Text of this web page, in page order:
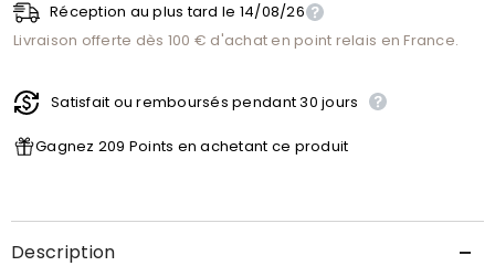
de
Portant
à
métal
de
à
Réception au plus tard le 14/08/26 Informations de livraison
Livraison offerte dès 100 € d'achat en point relais en France.
Satisfait ou remboursés pendant 30 jours
Gagnez 209 Points en achetant ce produit
Description